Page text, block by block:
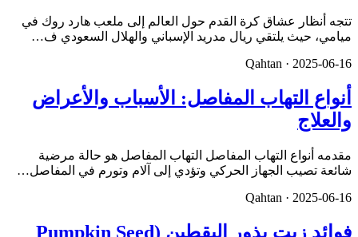
تتجه أنظار عشاق كرة القدم حول العالم إلى ملعب هارد روك في
ميامي، حيث يلتقي ريال مدريد الإسباني والهلال السعودي ف…
Qahtan · 2025-06-16
أنواع التهاب المفاصل: الأسباب والأعراض
والعلاج
مقدمه أنواع التهاب المفاصل التهاب المفاصل هو حالة مرضية
شائعة تصيب الجهاز الحركي وتؤدي إلى آلام وتورم في المفاصل…
Qahtan · 2025-06-16
فوائد زيت بذور اليقطين (Pumpkin Seed